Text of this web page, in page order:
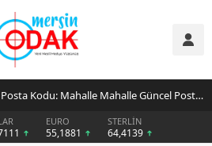
Mersin Mezitli Posta Kodu: Mahalle Mahalle Güncel Posta Kodu Rehberi
EURO
55,1881
STERLİN
64,4139